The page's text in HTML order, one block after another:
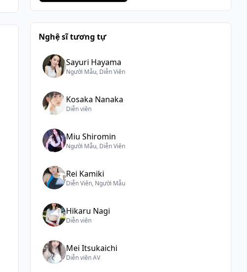
Nghệ sĩ tương tự
Sayuri Hayama
Người Mẫu, Diễn Viên
Kosaka Nanaka
Diễn viên
Miu Shiromin
Người Mẫu, Diễn Viên
Rei Kamiki
Diễn Viên, Người Mẫu
Hikaru Nagi
Diễn viên
Mei Itsukaichi
Diễn viên AV